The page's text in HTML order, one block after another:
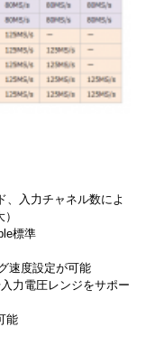
、入力チャネル数によ
標準
速度設定が可能
力電圧レンジをサポー
能